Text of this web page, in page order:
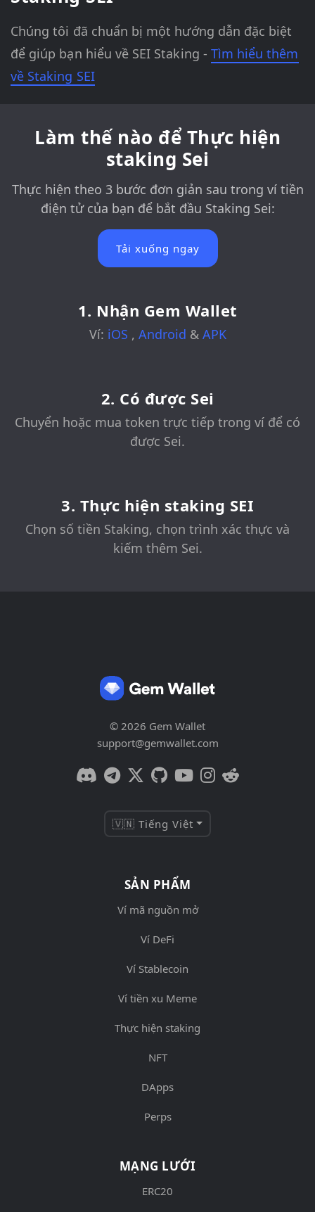
Chúng tôi đã chuẩn bị một hướng dẫn đặc biệt
để giúp bạn hiểu về SEI Staking - Tìm hiểu thêm
về Staking SEI
Làm thế nào để Thực hiện
staking Sei
Thực hiện theo 3 bước đơn giản sau trong ví tiền
điện tử của bạn để bắt đầu Staking Sei:
Tải xuống ngay
1. Nhận Gem Wallet
Ví: iOS , Android & APK
2. Có được Sei
Chuyển hoặc mua token trực tiếp trong ví để có
được Sei.
3. Thực hiện staking SEI
Chọn số tiền Staking, chọn trình xác thực và
kiếm thêm Sei.
© 2026 Gem Wallet
support@gemwallet.com
🇻🇳 Tiếng Việt
SẢN PHẨM
Ví mã nguồn mở
Ví DeFi
Ví Stablecoin
Ví tiền xu Meme
Thực hiện staking
NFT
DApps
Perps
MẠNG LƯỚI
ERC20